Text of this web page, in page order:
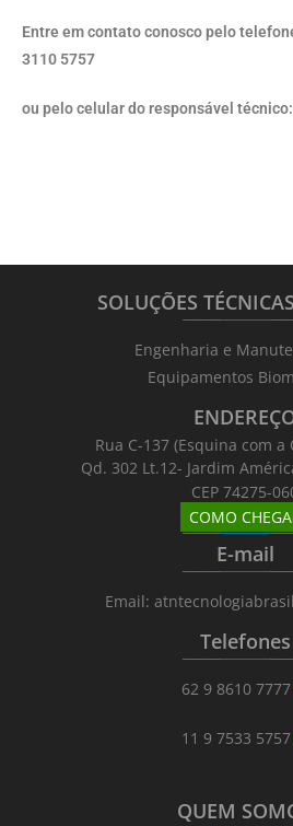
Entre em contato conosco pelo
3110 5757
ou pelo celular do responsável
SOLUÇÕES________________
Engenharia e
Equipamentos
Rua C-137 (Esquina com a
Qd. 302 Lt.12- Jardim
CEP 74275-
COMO
________________
E-mail
________________
Email:
Telefones
________________
62 9 8610 7777
11 9 7533 5757
QUEM
________________